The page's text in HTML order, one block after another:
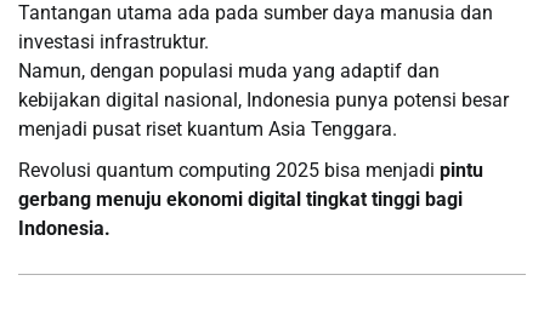
Tantangan utama ada pada sumber daya manusia dan
investasi infrastruktur.
Namun, dengan populasi muda yang adaptif dan
kebijakan digital nasional, Indonesia punya potensi besar
menjadi pusat riset kuantum Asia Tenggara.
Revolusi quantum computing 2025 bisa menjadi pintu
gerbang menuju ekonomi digital tingkat tinggi bagi
Indonesia.